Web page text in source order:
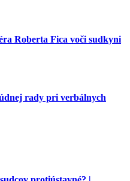
Roberta Fica voči sudkyni
rady pri verbálnych